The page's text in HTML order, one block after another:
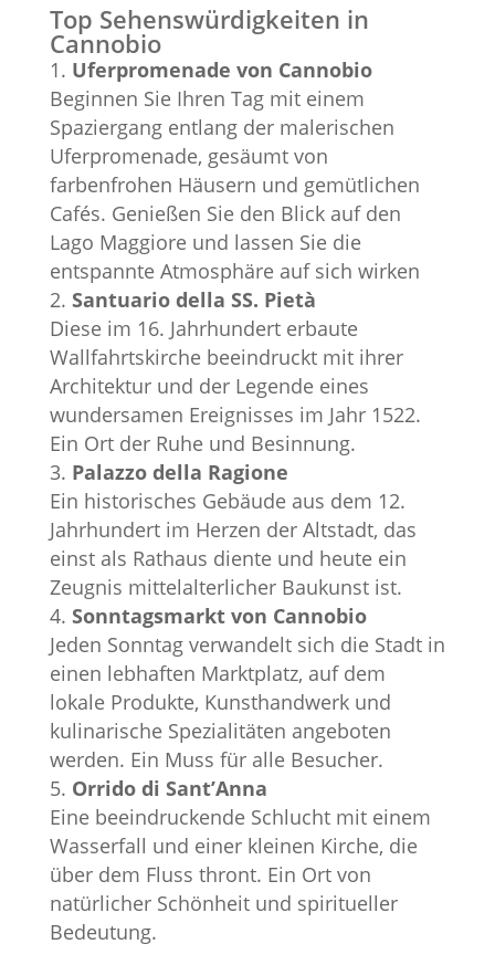
Top Sehenswürdigkeiten in
Cannobio
Uferpromenade von Cannobio
Beginnen Sie Ihren Tag mit einem
Spaziergang entlang der malerischen
Uferpromenade, gesäumt von
farbenfrohen Häusern und gemütlichen
Cafés. Genießen Sie den Blick auf den
Lago Maggiore und lassen Sie die
entspannte Atmosphäre auf sich wirken
Santuario della SS. Pietà
Diese im 16. Jahrhundert erbaute
Wallfahrtskirche beeindruckt mit ihrer
Architektur und der Legende eines
wundersamen Ereignisses im Jahr 1522.
Ein Ort der Ruhe und Besinnung.
Palazzo della Ragione
Ein historisches Gebäude aus dem 12.
Jahrhundert im Herzen der Altstadt, das
einst als Rathaus diente und heute ein
Zeugnis mittelalterlicher Baukunst ist.
Sonntagsmarkt von Cannobio
Jeden Sonntag verwandelt sich die Stadt in
einen lebhaften Marktplatz, auf dem
lokale Produkte, Kunsthandwerk und
kulinarische Spezialitäten angeboten
werden. Ein Muss für alle Besucher.
Orrido di Sant’Anna
Eine beeindruckende Schlucht mit einem
Wasserfall und einer kleinen Kirche, die
über dem Fluss thront. Ein Ort von
natürlicher Schönheit und spiritueller
Bedeutung.